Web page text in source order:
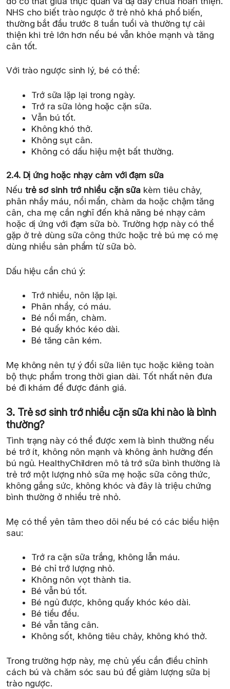
NHS cho biết trào ngược ở trẻ nhỏ khá phổ biến,
thường bắt đầu trước 8 tuần tuổi và thường tự cải
thiện khi trẻ lớn hơn nếu bé vẫn khỏe mạnh và tăng
cân tốt.
Với trào ngược sinh lý, bé có thể:
Trớ sữa lặp lại trong ngày.
Trớ ra sữa lỏng hoặc cặn sữa.
Vẫn bú tốt.
Không khó thở.
Không sụt cân.
Không có dấu hiệu mệt bất thường.
2.4. Dị ứng hoặc nhạy cảm với đạm sữa
Nếu trẻ sơ sinh trớ nhiều cặn sữa kèm tiêu chảy,
phân nhầy máu, nổi mẩn, chàm da hoặc chậm tăng
cân, cha mẹ cần nghĩ đến khả năng bé nhạy cảm
hoặc dị ứng với đạm sữa bò. Trường hợp này có thể
gặp ở trẻ dùng sữa công thức hoặc trẻ bú mẹ có mẹ
dùng nhiều sản phẩm từ sữa bò.
Dấu hiệu cần chú ý:
Trớ nhiều, nôn lặp lại.
Phân nhầy, có máu.
Bé nổi mẩn, chàm.
Bé quấy khóc kéo dài.
Bé tăng cân kém.
Mẹ không nên tự ý đổi sữa liên tục hoặc kiêng toàn
bộ thực phẩm trong thời gian dài. Tốt nhất nên đưa
bé đi khám để được đánh giá.
3. Trẻ sơ sinh trớ nhiều cặn sữa khi nào là bình
thường?
Tình trạng này có thể được xem là bình thường nếu
bé trớ ít, không nôn mạnh và không ảnh hưởng đến
bú ngủ. HealthyChildren mô tả trớ sữa bình thường là
trẻ trớ một lượng nhỏ sữa mẹ hoặc sữa công thức,
không gắng sức, không khóc và đây là triệu chứng
bình thường ở nhiều trẻ nhỏ.
Mẹ có thể yên tâm theo dõi nếu bé có các biểu hiện
sau:
Trớ ra cặn sữa trắng, không lẫn máu.
Bé chỉ trớ lượng nhỏ.
Không nôn vọt thành tia.
Bé vẫn bú tốt.
Bé ngủ được, không quấy khóc kéo dài.
Bé tiểu đều.
Bé vẫn tăng cân.
Không sốt, không tiêu chảy, không khó thở.
Trong trường hợp này, mẹ chủ yếu cần điều chỉnh
cách bú và chăm sóc sau bú để giảm lượng sữa bị
trào ngược.